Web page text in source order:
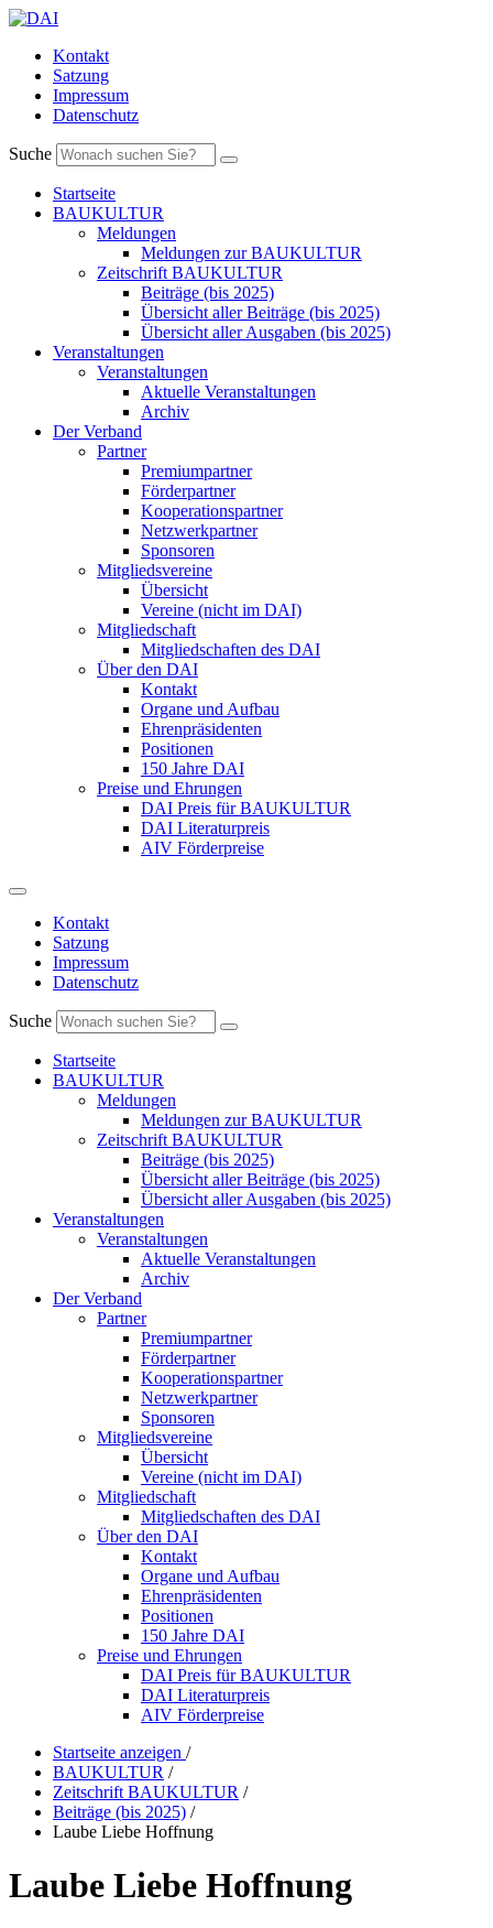
Kontakt
Satzung
Impressum
Datenschutz
Suche
Startseite
BAUKULTUR
Meldungen
Meldungen zur BAUKULTUR
Zeitschrift BAUKULTUR
Beiträge (bis 2025)
Übersicht aller Beiträge (bis 2025)
Übersicht aller Ausgaben (bis 2025)
Veranstaltungen
Veranstaltungen
Aktuelle Veranstaltungen
Archiv
Der Verband
Partner
Premiumpartner
Förderpartner
Kooperationspartner
Netzwerkpartner
Sponsoren
Mitgliedsvereine
Übersicht
Vereine (nicht im DAI)
Mitgliedschaft
Mitgliedschaften des DAI
Über den DAI
Kontakt
Organe und Aufbau
Ehrenpräsidenten
Positionen
150 Jahre DAI
Preise und Ehrungen
DAI Preis für BAUKULTUR
DAI Literaturpreis
AIV Förderpreise
Kontakt
Satzung
Impressum
Datenschutz
Suche
Startseite
BAUKULTUR
Meldungen
Meldungen zur BAUKULTUR
Zeitschrift BAUKULTUR
Beiträge (bis 2025)
Übersicht aller Beiträge (bis 2025)
Übersicht aller Ausgaben (bis 2025)
Veranstaltungen
Veranstaltungen
Aktuelle Veranstaltungen
Archiv
Der Verband
Partner
Premiumpartner
Förderpartner
Kooperationspartner
Netzwerkpartner
Sponsoren
Mitgliedsvereine
Übersicht
Vereine (nicht im DAI)
Mitgliedschaft
Mitgliedschaften des DAI
Über den DAI
Kontakt
Organe und Aufbau
Ehrenpräsidenten
Positionen
150 Jahre DAI
Preise und Ehrungen
DAI Preis für BAUKULTUR
DAI Literaturpreis
AIV Förderpreise
Startseite anzeigen /
BAUKULTUR /
Zeitschrift BAUKULTUR /
Beiträge (bis 2025) /
Laube Liebe Hoffnung
Laube Liebe Hoffnung